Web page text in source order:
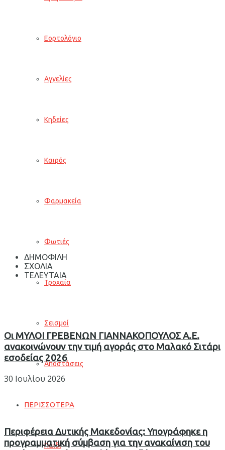
Εορτολόγιο
Αγγελίες
Κηδείες
Καιρός
Φαρμακεία
Φωτιές
Τροχαία
Σεισμοί
Αποστάσεις
ΠΕΡΙΣΣΟΤΕΡΑ
Παιδί
ΔΗΜΟΦΙΛΗ
ΣΧΟΛΙΑ
ΤΕΛΕΥΤΑΙΑ
Οι ΜΥΛΟΙ ΓΡΕΒΕΝΩΝ ΓΙΑΝΝΑΚΟΠΟΥΛΟΣ Α.Ε.
ανακοινώνουν την τιμή αγοράς στο Μαλακό Σιτάρι
εσοδείας 2026
30 Ιουλίου 2026
Περιφέρεια Δυτικής Μακεδονίας: Υπογράφηκε η
προγραμματική σύμβαση για την ανακαίνιση του